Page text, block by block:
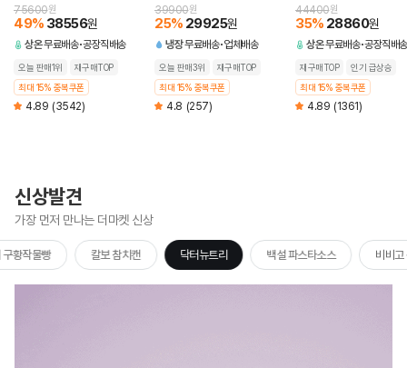
49% 38556원
75600원
상온무료배송 공장직배송
오늘 판매1위
재구매TOP
최대 15% 중복쿠폰
4.89 (3542)
25% 29925원
39900원
냉장무료배송 업체배송
오늘 판매3위
재구매TOP
최대 15% 중복쿠폰
4.8 (257)
35% 28860원
44400원
상온무료배송 공장직배송
재구매TOP
인기 급상승
최대 15% 중복쿠폰
4.89 (1361)
신상발견
가장 먼저 만나는 더마켓 신상
구황작물빵 칼보 참치캔 닥터뉴트리 백설 파스타소스 비비